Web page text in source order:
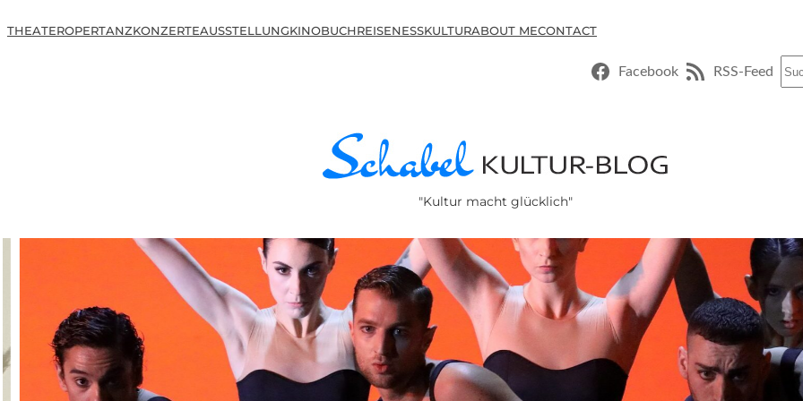
THEATEROPERTANZKONZERTEAUSSTELLUNGKINOBUCHREISENESSKULTURABOUT MECONTACT
Facebook RSS-Feed
"Kultur macht glücklich"